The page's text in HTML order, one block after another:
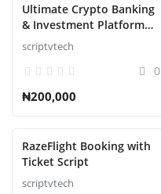
Ultimate Crypto Banking
& Investment Platform
Script
scriptvtech
0
₦200,000
RazeFlight Booking with
Ticket Script
scriptvtech